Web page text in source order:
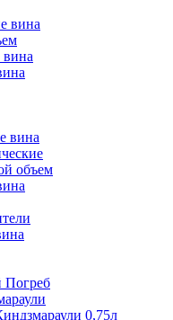
вина
вина
объем
Погреб
0,75л